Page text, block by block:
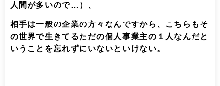
人間が多いので…）、
相手は一般の企業の方々なんですから、こちらもそ
の世界で生きてるただの個人事業主の１人なんだと
いうことを忘れずにいないといけない。